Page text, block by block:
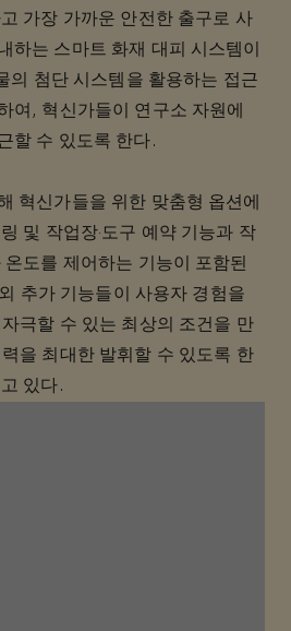
가장 가까운 안전한 출구로 사
하는 스마트 화재 대피 시스템이
의 첨단 시스템을 활용하는 접근
여, 혁신가들이 연구소 자원에
할 수 있도록 한다.
혁신가들을 위한 맞춤형 옵션에
및 작업장·도구 예약 기능과 작
도를 제어하는 기능이 포함된
추가 기능들이 사용자 경험을
극할 수 있는 최상의 조건을 만
을 최대한 발휘할 수 있도록 한
있다.